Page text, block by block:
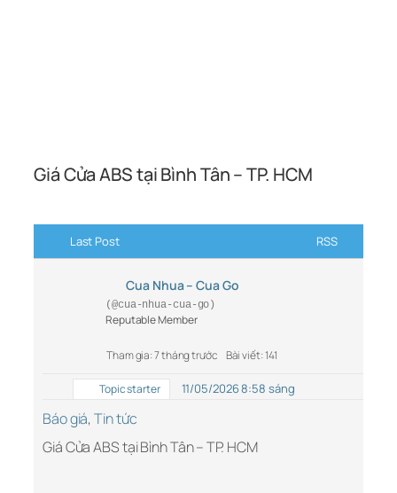
Giá Cửa ABS tại Bình Tân – TP. HCM
Last Post RSS
Cua Nhua – Cua Go
(@cua-nhua-cua-go)
Reputable Member
Tham gia: 7 tháng trước Bài viết: 141
Topic starter 11/05/2026 8:58 sáng
Báo giá,Tin tức
Giá Cửa ABS tại Bình Tân – TP. HCM